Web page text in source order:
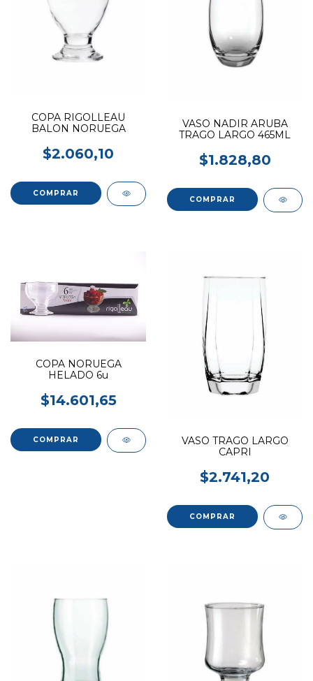
COPA RIGOLLEAU
BALON NORUEGA
$2.060,10
VASO NADIR ARUBA
TRAGO LARGO 465ML
$1.828,80
COPA NORUEGA
HELADO 6u
$14.601,65
VASO TRAGO LARGO
CAPRI
$2.741,20